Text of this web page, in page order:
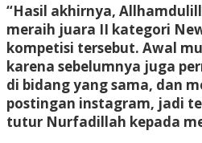
“Hasil akhirnya,
meraih juara II kategori
kompetisi tersebut. Awal
karena sebelumnya juga
di bidang yang sama, dan
postingan instagram, jadi
tutur Nurfadillah kepada